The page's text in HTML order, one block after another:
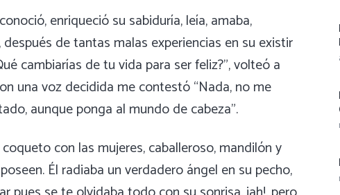
enriqueció su sabiduría, leía, amaba,
de tantas malas experiencias en su existir
cambiarías de tu vida para ser feliz?”, volteó a
una voz decidida me contestó “Nada, no me
aunque ponga al mundo de cabeza”.
con las mujeres, caballeroso, mandilón y
Él radiaba un verdadero ángel en su pecho,